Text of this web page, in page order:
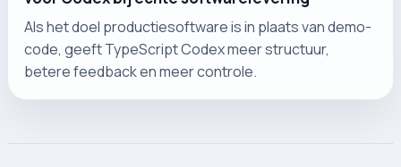
Als het doel productiesoftware is in plaats van demo-
code, geeft TypeScript Codex meer structuur,
betere feedback en meer controle.